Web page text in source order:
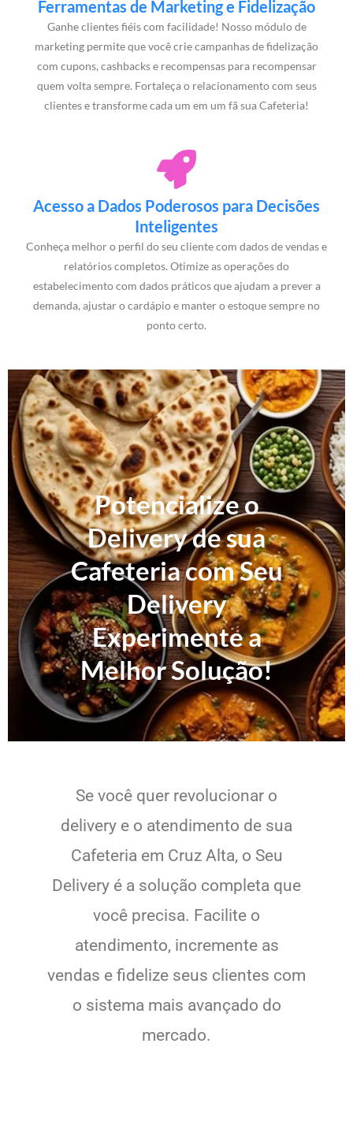
Ferramentas de Marketing e Fidelização
Ganhe clientes fiéis com facilidade! Nosso módulo de
marketing permite que você crie campanhas de fidelização
com cupons, cashbacks e recompensas para recompensar
quem volta sempre. Fortaleça o relacionamento com seus
clientes e transforme cada um em um fã sua Cafeteria!
Acesso a Dados Poderosos para Decisões
Inteligentes
Conheça melhor o perfil do seu cliente com dados de vendas e
relatórios completos. Otimize as operações do
estabelecimento com dados práticos que ajudam a prever a
demanda, ajustar o cardápio e manter o estoque sempre no
ponto certo.
Potencialize o
Delivery de sua
Cafeteria com Seu
Delivery
Experimente a
Melhor Solução!
Se você quer revolucionar o
delivery e o atendimento de sua
Cafeteria em Cruz Alta, o Seu
Delivery é a solução completa que
você precisa. Facilite o
atendimento, incremente as
vendas e fidelize seus clientes com
o sistema mais avançado do
mercado.